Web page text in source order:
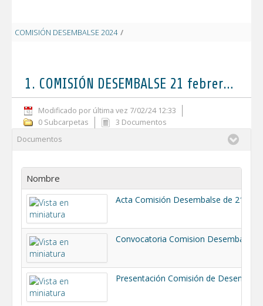
COMISIÓN DESEMBALSE 2024 /
1. COMISIÓN DESEMBALSE 21 febrero 2024
Modificado por última vez 7/02/24 12:33
0 Subcarpetas
3 Documentos
Documentos
Nombre